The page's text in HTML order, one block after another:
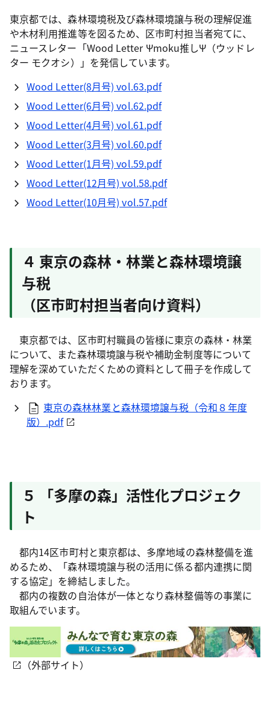
東京都では、森林環境税及び森林環境譲与税の理解促進
や木材利用推進等を図るため、 区市町村担当者宛てに、
ニュースレター「Wood Letter Ψmoku推しΨ（ウッドレ
ター モクオシ）」を発信しています。
Wood Letter(8月号) vol.63.pdf
Wood Letter(6月号) vol.62.pdf
Wood Letter(4月号) vol.61.pdf
Wood Letter(3月号) vol.60.pdf
Wood Letter(1月号) vol.59.pdf
Wood Letter(12月号) vol.58.pdf
Wood Letter(10月号) vol.57.pdf
４ 東京の森林・林業と森林環境譲
与税
（区市町村担当者向け資料）
東京都では、区市町村職員の皆様に東京の森林・林業
について、また森林環境譲与税や補助金制度等について
理解を深めていただくための資料として冊子を作成して
おります。
東京の森林林業と森林環境譲与税（令和８年度
版）.pdf
５ 「多摩の森」活性化プロジェク
ト
都内14区市町村と東京都は、多摩地域の森林整備を進
めるため、「森林環境譲与税の活用に係る都内連携に関
する協定」を締結しました。
都内の複数の自治体が一体となり森林整備等の事業に
取組んでいます。
（外部サイト）